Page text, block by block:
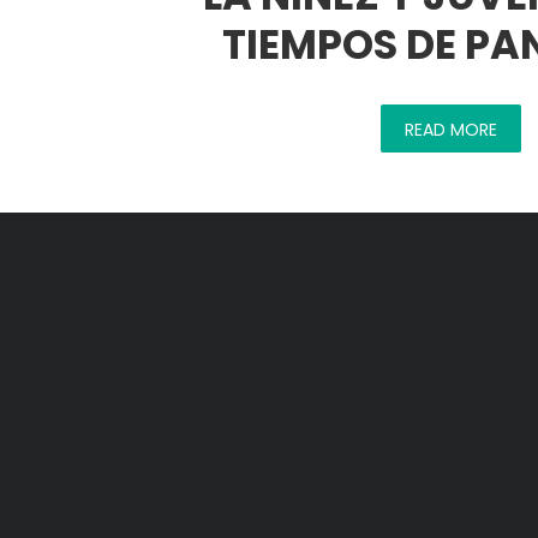
TIEMPOS DE
READ MORE